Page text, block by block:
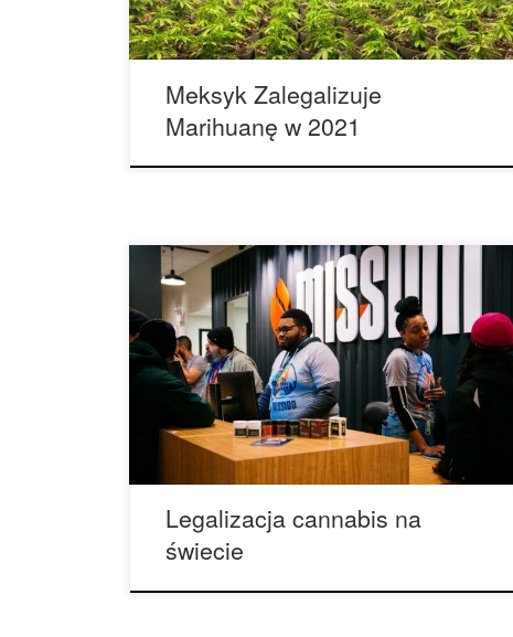
konopi indyjskich 2021 może być rokiem, w […]
Meksyk Zalegalizuje
Marihuanę w 2021
Łatwo jest się skupić na tym, co się dzieje w
naszej małej, szczęśliwej i wypełnionej dymem
bańce, szczególnie w miejscach, gdzie
wykorzystywanie cannabis przez dorosłych jest
całkowicie legalne, ale istnieje także cały
ogromny świat. Wiele krajów zaczyna powoli
wprowadzać zmiany, ale jak wspomnieliśmy – jest
to proces niezwykle powolny. Niewiele […]
Legalizacja cannabis na
świecie